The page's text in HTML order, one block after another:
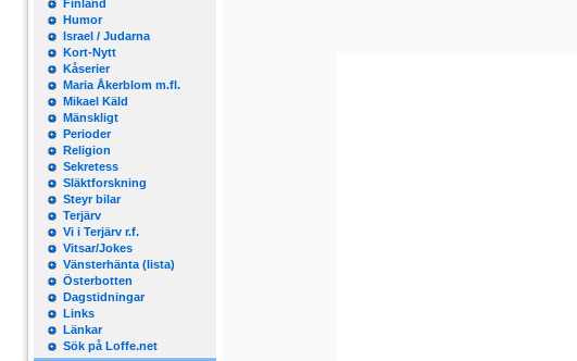
Finland
Humor
Israel / Judarna
Kort-Nytt
Kåserier
Maria Åkerblom m.fl.
Mikael Käld
Mänskligt
Perioder
Religion
Sekretess
Släktforskning
Steyr bilar
Terjärv
Vi i Terjärv r.f.
Vitsar/Jokes
Vänsterhänta (lista)
Österbotten
Dagstidningar
Links
Länkar
Sök på Loffe.net